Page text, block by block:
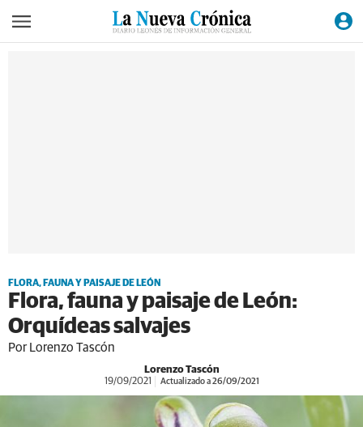
FLORA, FAUNA Y PAISAJE DE LEÓN
Flora, fauna y paisaje de León:
Orquídeas salvajes
Por Lorenzo Tascón
Lorenzo Tascón
19/09/2021 Actualizado a 26/09/2021